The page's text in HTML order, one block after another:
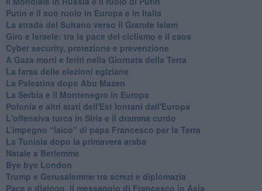
Putin e il suo ruolo in Europa e in Italia
La strada del Sultano verso il Grande Islam
Giro e Israele: tra la pace del ciclismo e il caos
Cyber security, protezione e prevenzione
A Gaza morti e feriti nella Giornata della Terra
La farsa delle elezioni egiziane
La Palestina dopo Abu Mazen
La Serbia e il Montenegro in Europa
Polonia e altri stati dell'Est lontani dall'Europa
L'offensiva turca in Siria e il dramma curdo
L’impegno “laico” di papa Francesco per la Terra
La Tunisia dopo la primavera araba
Natale a Betlemme
Bye bye London
Trump e Gerusalemme tra screzi e diplomazia
Pace e dialogo, il messaggio di Francesco in Asia